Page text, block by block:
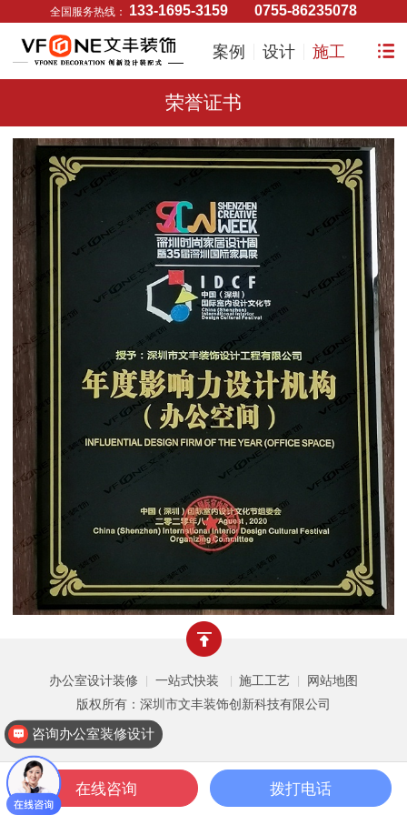
全国服务热线： 133-1695-3159 0755-86235078
案例 设计 施工
荣誉证书
办公室设计装修 | 一站式快装 | 施工工艺 |
网站地图
版权所有：深圳市文丰装饰创新科技有限公司
一键拨打 公装案例 公装设计 关于文丰
咨询办公室装修设计
在线咨询 拨打电话